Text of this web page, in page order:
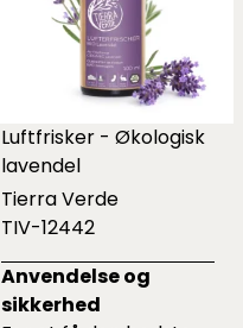
Luftfrisker - Økologisk
lavendel
Tierra Verde
TIV-12442
Anvendelse og
sikkerhed